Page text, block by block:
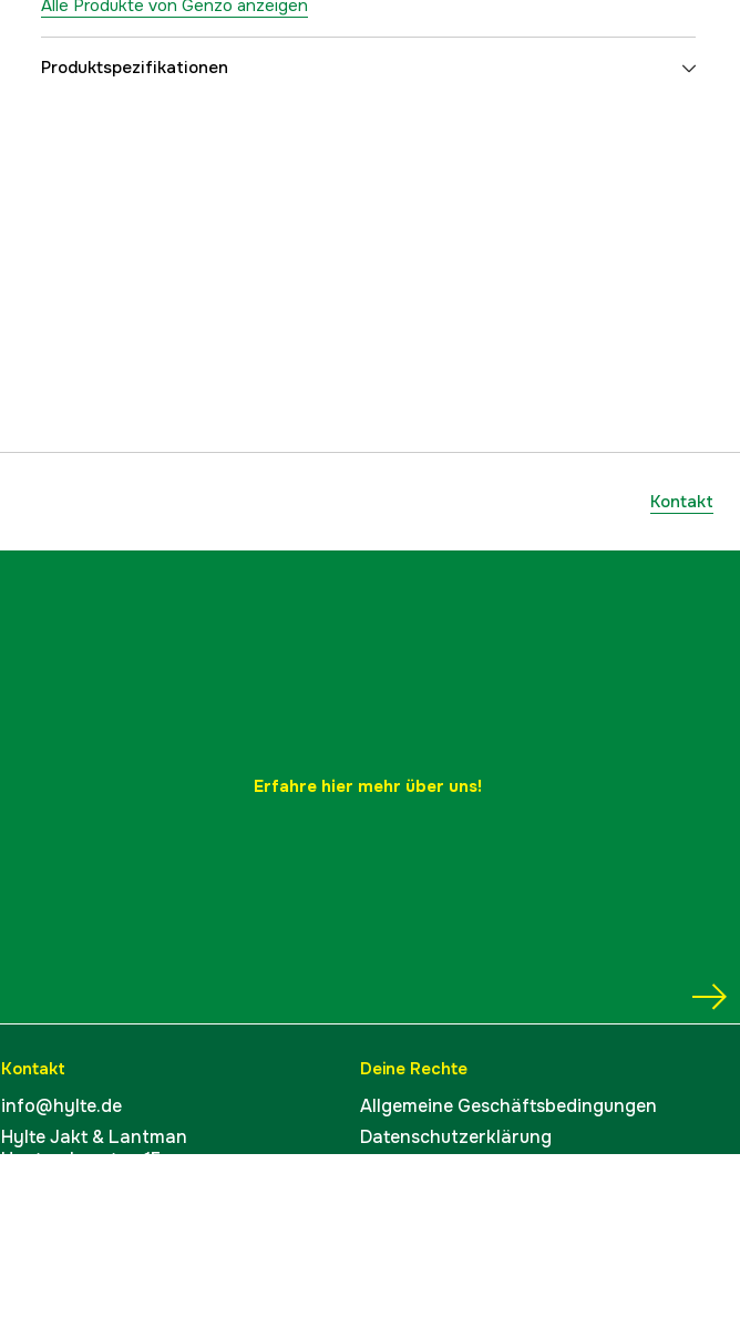
Alle Produkte von Genzo anzeigen
Produktspezifikationen
Kontakt
Erfahre hier mehr über uns!
Kontakt
info@hylte.de
Hylte Jakt & Lantman
Hantverksgatan 15
Deine Rechte
Allgemeine Geschäftsbedingungen
Datenschutzerklärung